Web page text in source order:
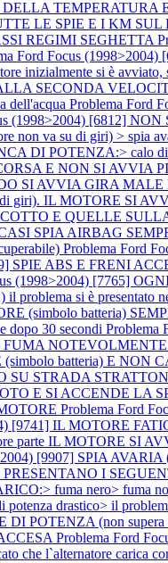
TEMPERATURA
LE SPIE E I KM
REGIMI SEGHETTA
Ford Focus
inizialmente si è avviato,
SECONDA
dell'acqua Problema Ford
(1998>2004) [6812]
non va su di giri) > spia
DI POTENZA:> calo di
E NON SI
SI AVVIA GIRA
giri). IL MOTORE SI
E QUELLE
SPIA AIRBAG
Problema Ford
SPIE ABS E FRENI
(1998>2004) [7765]
problema si è
(simbolo batteria)
dopo 30 secondi Problema
FUMA
batteria) E
SU STRADA
E SI ACCENDE LA
Problema Ford
[9741] IL MOTORE
parte IL MOTORE SI
[9907] SPIA
PRESENTANO I
fuma nero> fuma
drastico> il
POTENZA (non
Problema Ford
che l`alternatore carica